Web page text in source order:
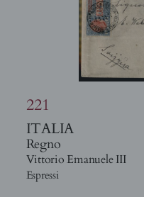
221
ITALIA
Regno
Vittorio Emanuele III
Espressi